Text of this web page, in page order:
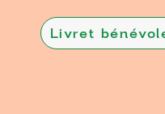
Livret